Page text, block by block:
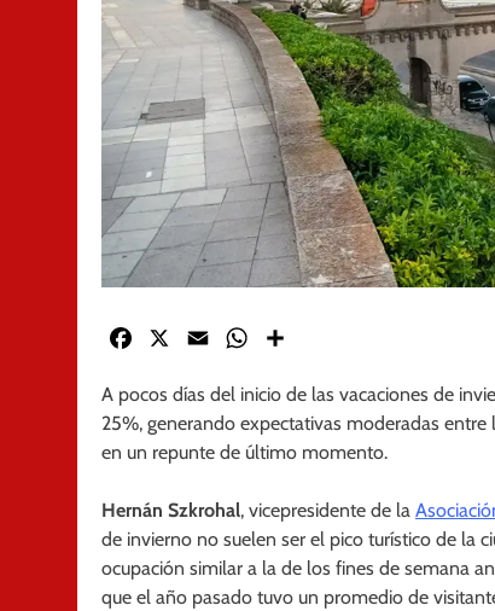
Facebook Email WhatsApp
A pocos días del inicio de las vacaciones de
25%, generando expectativas moderadas
en un repunte de último momento.
Hernán Szkrohal, vicepresidente de la
de invierno no suelen ser el pico turístico de la
ocupación similar a la de los fines de semana
que el año pasado tuvo un promedio de